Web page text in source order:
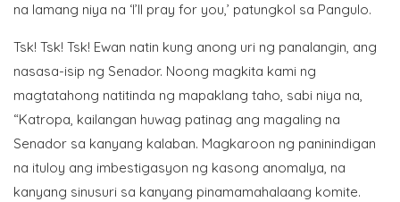
na lamang niya na ‘I’ll pray for you,’ patungkol sa Pangulo.
Tsk! Tsk! Tsk! Ewan natin kung anong uri ng panalangin, ang
nasasa-isip ng Senador. Noong magkita kami ng
magtatahong natitinda ng mapaklang taho, sabi niya na,
“Katropa, kailangan huwag patinag ang magaling na
Senador sa kanyang kalaban. Magkaroon ng paninindigan
na ituloy ang imbestigasyon ng kasong anomalya, na
kanyang sinusuri sa kanyang pinamamahalaang komite.